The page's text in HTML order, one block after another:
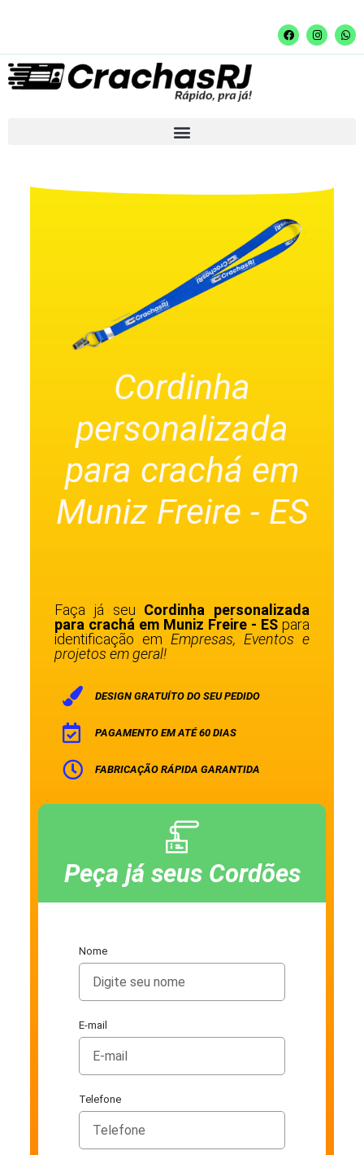
Cordinha
personalizada
para crachá em
Muniz Freire - ES
Faça já seu Cordinha personalizada
para crachá em Muniz Freire - ES para
identificação em Empresas, Eventos e
projetos em geral!
DESIGN GRATUÍTO DO SEU PEDIDO
PAGAMENTO EM ATÉ 60 DIAS
FABRICAÇÃO RÁPIDA GARANTIDA
Peça já seus Cordões
Nome
E-mail
Telefone